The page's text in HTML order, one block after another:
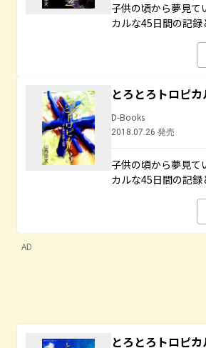
子供の頃から夢見て
カルな45日間の記録
とろとろトロピ
D-Books
2018.07.26 発売
子供の頃から夢見て
カルな45日間の記録
AD
とろとろトロピ